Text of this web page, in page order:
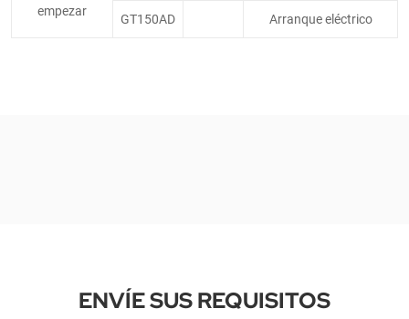
empezar
GT150AD Arranque eléctrico
ENVÍE SUS REQUISITOS